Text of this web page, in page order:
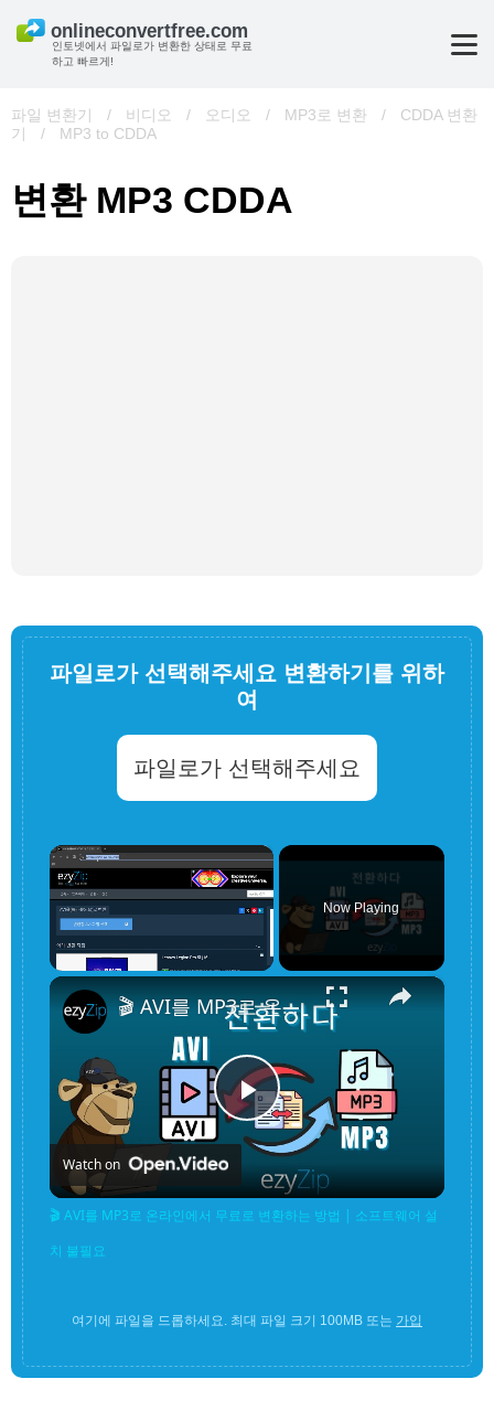
인토넷에서 파일로가 변환한 상태로 무료
하고 빠르게!
파일 변환기 / 비디오 / 오디오 / MP3로 변환 /
CDDA 변환
기
/ MP3 to CDDA
변환 MP3 CDDA
파일로가 선택해주세요 변환하기를 위하
여
파일로가 선택해주세요
×
Now Playing
×
Play
Video
🎬 AVI를 MP3로 온라인에서 무료로 변환하는 방법 | 소프트웨어 설치 불필요
Watch on
🎬 AVI를 MP3로 온라인에서 무료로 변환하는 방법 | 소프트웨어 설
치 불필요
여기에 파일을 드롭하세요. 최대 파일 크기 100MB 또는 가입